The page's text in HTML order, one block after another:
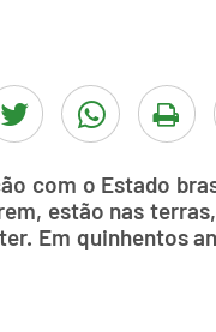
com o Estado
estão nas
Em quinhentos